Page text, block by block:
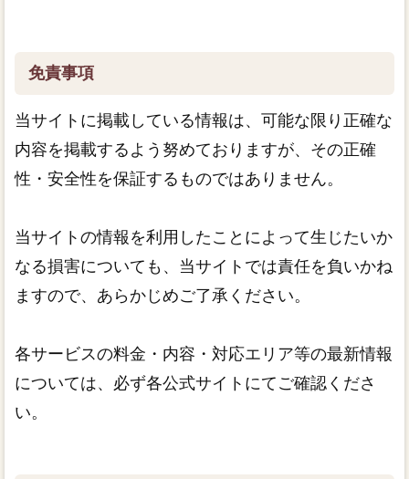
免責事項
当サイトに掲載している情報は、可能な限り正確な
内容を掲載するよう努めておりますが、その正確
性・安全性を保証するものではありません。
当サイトの情報を利用したことによって生じたいか
なる損害についても、当サイトでは責任を負いかね
ますので、あらかじめご了承ください。
各サービスの料金・内容・対応エリア等の最新情報
については、必ず各公式サイトにてご確認くださ
い。